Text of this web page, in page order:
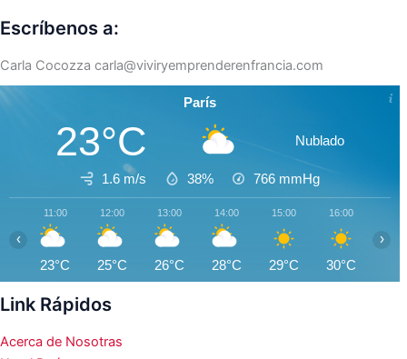
Escríbenos a:
Carla Cocozza carla@viviryemprenderenfrancia.com
París
23°C Nublado
1.6 m/s 38% 766 mmHg
11:00
23°C
12:00
25°C
13:00
26°C
14:00
28°C
15:00
29°C
16:00
30°C
‹ ›
Link Rápidos
Acerca de Nosotras